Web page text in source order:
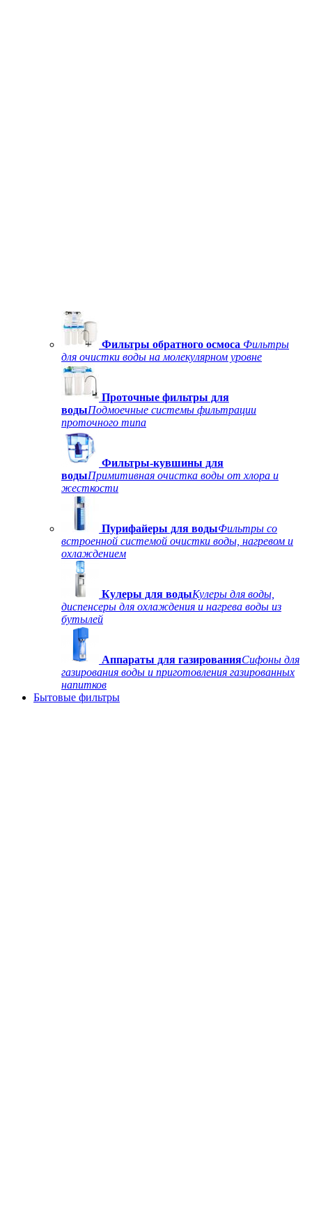
Фильтры обратного осмоса Фильтры
для очистки воды на молекулярном уровне
Проточные фильтры для
водыПодмоечные системы фильтрации
проточного типа
Фильтры-кувшины для
водыПримитивная очистка воды от хлора и
жесткости
Пурифайеры для водыФильтры со
встроенной системой очистки воды, нагревом и
охлаждением
Кулеры для водыКулеры для воды,
диспенсеры для охлаждения и нагрева воды из
бутылей
Аппараты для газированияСифоны для
газирования воды и приготовления газированных
напитков
Бытовые фильтры